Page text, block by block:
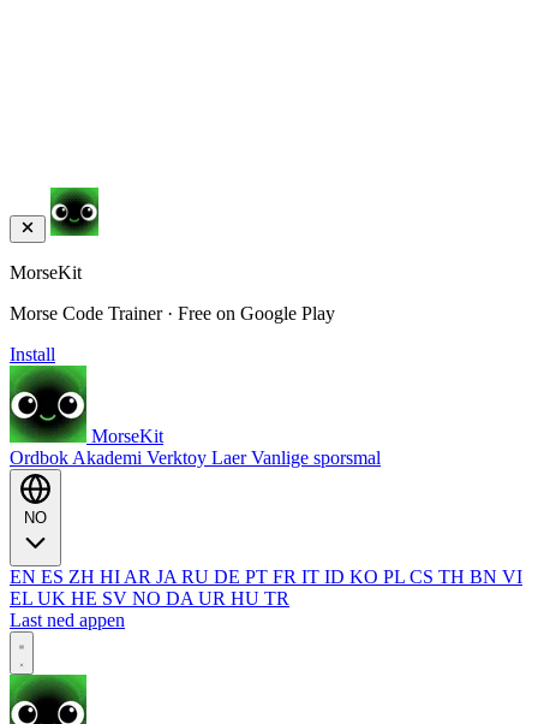
MorseKit
Morse Code Trainer · Free on Google Play
Install
MorseKit
Ordbok Akademi Verktoy LaerVanlige sporsmal
EN ES ZH HI AR JA RU DE PT FR IT ID KO PL CS TH BN VI
EL UK HE SV NO DA UR HU TR
Last ned appen